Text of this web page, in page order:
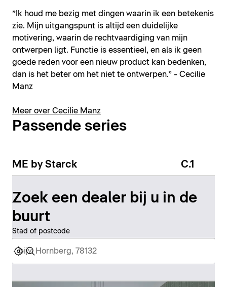
”Ik houd me bezig met dingen waarin ik een betekenis
zie. Mijn uitgangspunt is altijd een duidelijke
motivering, waarin de rechtvaardiging van mijn
ontwerpen ligt. Functie is essentieel, en als ik geen
goede reden voor een nieuw product kan bedenken,
dan is het beter om het niet te ontwerpen.” - Cecilie
Manz
Meer over Cecilie Manz
Passende series
ME by Starck C.1
Zoek een dealer bij u in de
buurt
Stad of postcode